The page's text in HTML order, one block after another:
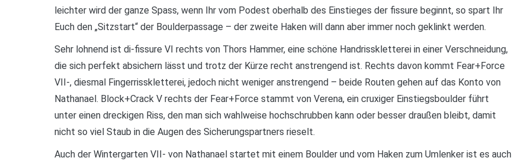
leichter wird der ganze Spass, wenn Ihr vom Podest oberhalb des Einstieges der fissure beginnt, so spart Ihr
Euch den „Sitzstart“ der Boulderpassage – der zweite Haken will dann aber immer noch geklinkt werden.
Sehr lohnend ist di-fissure VI rechts von Thors Hammer, eine schöne Handrisskletterei in einer Verschneidung,
die sich perfekt absichern lässt und trotz der Kürze recht anstrengend ist. Rechts davon kommt Fear+Force
VII-, diesmal Fingerrisskletterei, jedoch nicht weniger anstrengend – beide Routen gehen auf das Konto von
Nathanael. Block+Crack V rechts der Fear+Force stammt von Verena, ein cruxiger Einstiegsboulder führt
unter einen dreckigen Riss, den man sich wahlweise hochschrubben kann oder besser draußen bleibt, damit
nicht so viel Staub in die Augen des Sicherungspartners rieselt.
Auch der Wintergarten VII- von Nathanael startet mit einem Boulder und vom Haken zum Umlenker ist es auch